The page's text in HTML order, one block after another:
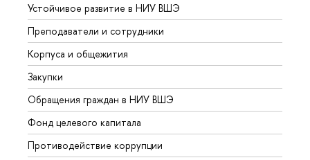
Устойчивое развитие в НИУ ВШЭ
Преподаватели и сотрудники
Корпуса и общежития
Закупки
Обращения граждан в НИУ ВШЭ
Фонд целевого капитала
Противодействие коррупции